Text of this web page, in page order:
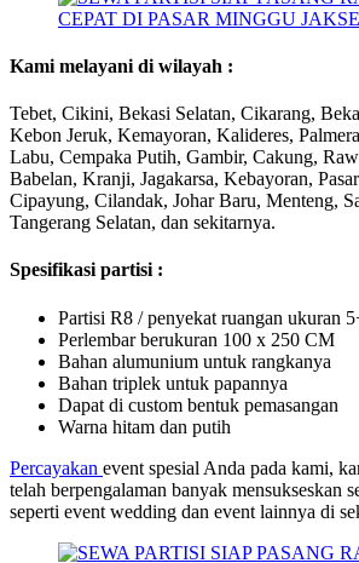
Kami melayani di wilayah :
Tebet, Cikini, Bekasi Selatan, Cikarang,
Kebon Jeruk, Kemayoran, Kalideres,
Labu, Cempaka Putih, Gambir, Cakung,
Babelan, Kranji, Jagakarsa, Kebayoran,
Cipayung, Cilandak, Johar Baru, Menteng,
Tangerang Selatan, dan sekitarnya.
Spesifikasi partisi :
Partisi R8 / penyekat ruangan ukuran
Perlembar berukuran 100 x 250 CM
Bahan alumunium untuk rangkanya
Bahan triplek untuk papannya
Dapat di custom bentuk pemasangan
Warna hitam dan putih
Percayakan event spesial Anda pada kami,
telah berpengalaman banyak mensukseskan
seperti event wedding dan event lainnya di